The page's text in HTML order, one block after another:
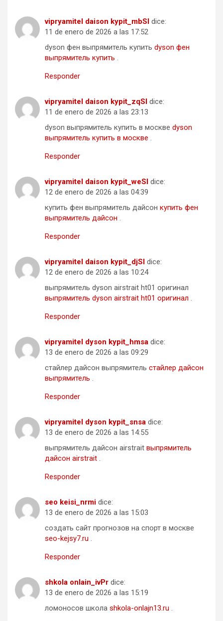
vipryamitel daison kypit_mbSl dice:
11 de enero de 2026 a las 17:52
dyson фен выпрямитель купить dyson фен
выпрямитель купить .
Responder
vipryamitel daison kypit_zqSl dice:
11 de enero de 2026 a las 23:13
dyson выпрямитель купить в москве dyson
выпрямитель купить в москве .
Responder
vipryamitel daison kypit_weSl dice:
12 de enero de 2026 a las 04:39
купить фен выпрямитель дайсон купить фен
выпрямитель дайсон .
Responder
vipryamitel daison kypit_djSl dice:
12 de enero de 2026 a las 10:24
выпрямитель dyson airstrait ht01 оригинал
выпрямитель dyson airstrait ht01 оригинал .
Responder
vipryamitel dyson kypit_hmsa dice:
13 de enero de 2026 a las 09:29
стайлер дайсон выпрямитель стайлер дайсон
выпрямитель .
Responder
vipryamitel dyson kypit_snsa dice:
13 de enero de 2026 a las 14:55
выпрямитель дайсон airstrait выпрямитель
дайсон airstrait .
Responder
seo keisi_nrmi dice:
13 de enero de 2026 a las 15:03
создать сайт прогнозов на спорт в москве
seo-kejsy7.ru .
Responder
shkola onlain_ivPr dice:
13 de enero de 2026 a las 15:19
ломоносов школа shkola-onlajn13.ru .